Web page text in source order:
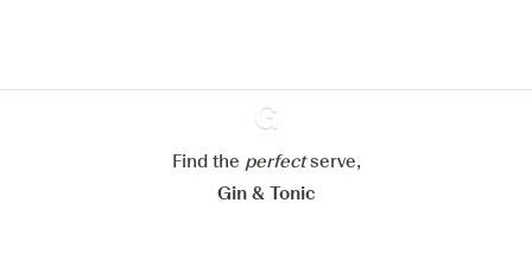
Ginventory
Find the perfectserve,
Gin & Tonic